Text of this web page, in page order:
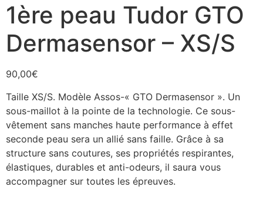
1ère peau Tudor GTO
Dermasensor – XS/S
90,00€
Taille XS/S. Modèle Assos-« GTO Dermasensor ». Un
sous-maillot à la pointe de la technologie. Ce sous-
vêtement sans manches haute performance à effet
seconde peau sera un allié sans faille. Grâce à sa
structure sans coutures, ses propriétés respirantes,
élastiques, durables et anti-odeurs, il saura vous
accompagner sur toutes les épreuves.